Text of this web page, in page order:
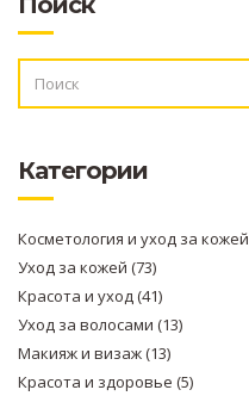
Категории
Косметология и уход за кожей
Уход за кожей (73)
Красота и уход(41)
Уход за волосами (13)
Макияж и визаж(13)
Красота и здоровье (5)